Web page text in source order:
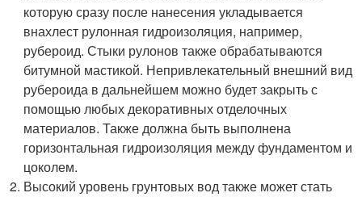
которую сразу после нанесения укладывается
внахлест рулонная гидроизоляция, например,
рубероид. Стыки рулонов также обрабатываются
битумной мастикой. Непривлекательный внешний вид
рубероида в дальнейшем можно будет закрыть с
помощью любых декоративных отделочных
материалов. Также должна быть выполнена
горизонтальная гидроизоляция между фундаментом и
цоколем.
Высокий уровень грунтовых вод также может стать